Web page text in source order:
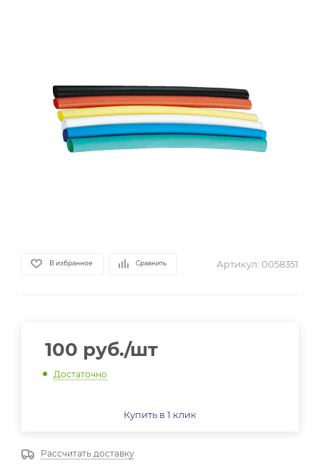
В избранное Сравнить Артикул: 0058351
100 руб./шт
Достаточно
Купить в 1 клик
Рассчитать доставку